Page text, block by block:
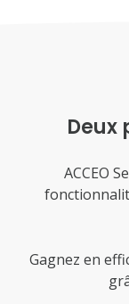
Deux
ACCEO
Gagnez en